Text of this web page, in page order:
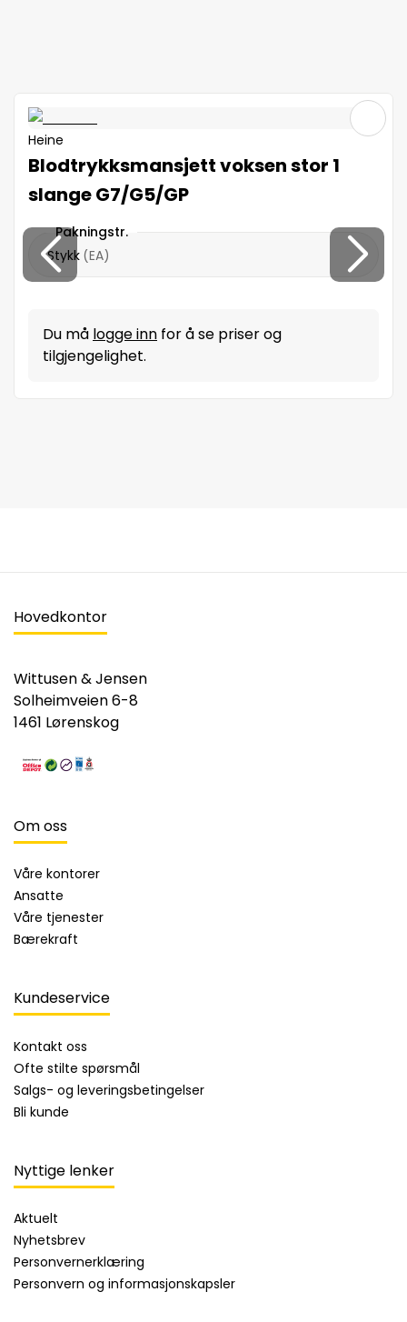
Heine
Blodtrykksmansjett voksen stor 1
slange G7/G5/GP
Pakningstr.
Stykk (EA)
Du må logge inn for å se priser og
tilgjengelighet.
Hovedkontor
Wittusen & Jensen
Solheimveien 6-8
1461 Lørenskog
Om oss
Våre kontorer
Ansatte
Våre tjenester
Bærekraft
Kundeservice
Kontakt oss
Ofte stilte spørsmål
Salgs- og leveringsbetingelser
Bli kunde
Nyttige lenker
Aktuelt
Nyhetsbrev
Personvernerklæring
Personvern og informasjonskapsler